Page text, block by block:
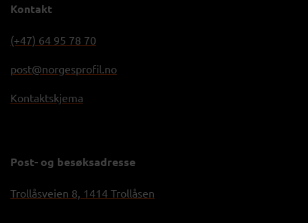
Kontakt
(+47) 64 95 78 70
post@norgesprofil.no
Kontaktskjema
Post- og besøksadresse
Trollåsveien 8, 1414 Trollåsen